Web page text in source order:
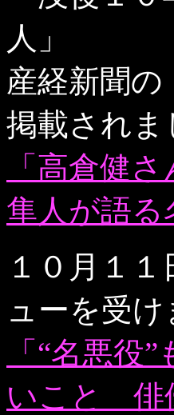
人」
産経新聞
掲載されま
「高倉健
隼人が語
１０月１
ューを受け
「“名悪役
いこと 俳